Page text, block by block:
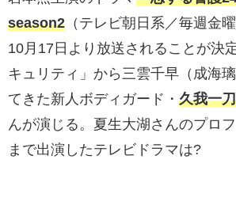
season2 （テレビ朝日系／毎週金
10月17日より放送されることが決
キュリティ」から三雲千早（成海
てきた新人ボディガード・ 久我一
んが演じる。夏生大湖さんのプロ
まで出演したテレビドラマは?